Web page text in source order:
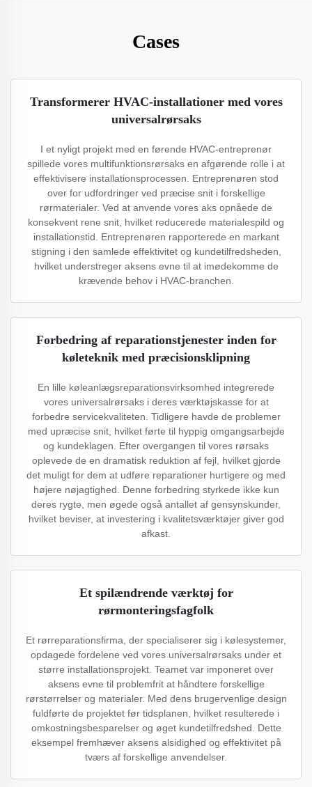
Cases
Transformerer HVAC-installationer med vores
universalrørsaks
I et nyligt projekt med en førende HVAC-entreprenør
spillede vores multifunktionsrørsaks en afgørende rolle i at
effektivisere installationsprocessen. Entreprenøren stod
over for udfordringer ved præcise snit i forskellige
rørmaterialer. Ved at anvende vores aks opnåede de
konsekvent rene snit, hvilket reducerede materialespild og
installationstid. Entreprenøren rapporterede en markant
stigning i den samlede effektivitet og kundetilfredsheden,
hvilket understreger aksens evne til at imødekomme de
krævende behov i HVAC-branchen.
Forbedring af reparationstjenester inden for
køleteknik med præcisionsklipning
En lille køleanlægsreparationsvirksomhed integrerede
vores universalrørsaks i deres værktøjskasse for at
forbedre servicekvaliteten. Tidligere havde de problemer
med upræcise snit, hvilket førte til hyppig omgangsarbejde
og kundeklagen. Efter overgangen til vores rørsaks
oplevede de en dramatisk reduktion af fejl, hvilket gjorde
det muligt for dem at udføre reparationer hurtigere og med
højere nøjagtighed. Denne forbedring styrkede ikke kun
deres rygte, men øgede også antallet af gensynskunder,
hvilket beviser, at investering i kvalitetsværktøjer giver god
afkast.
Et spilændrende værktøj for
rørmonteringsfagfolk
Et rørreparationsfirma, der specialiserer sig i kølesystemer,
opdagede fordelene ved vores universalrørsaks under et
større installationsprojekt. Teamet var imponeret over
aksens evne til problemfrit at håndtere forskellige
rørstørrelser og materialer. Med dens brugervenlige design
fuldførte de projektet før tidsplanen, hvilket resulterede i
omkostningsbesparelser og øget kundetilfredshed. Dette
eksempel fremhæver aksens alsidighed og effektivitet på
tværs af forskellige anvendelser.